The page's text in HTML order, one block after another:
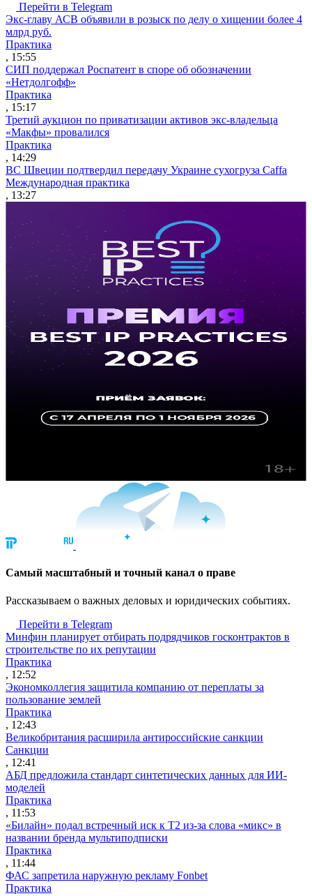
Перейти в Telegram
Экс-главу АСВ объявили в розыск по делу о хищении более 4
млрд руб.
Практика
, 15:55
СИП поддержал Роспатент в споре об обозначении
«Нетдолгофф»
Практика
, 15:17
Третий аукцион по приватизации активов экс-владельца
«Макфы» провалился
Практика
, 14:29
ВС Швеции подтвердил передачу Украине сухогруза Caffa
Международная практика
, 13:27
Cамый масштабный и точный канал о праве
Рассказываем о важных деловых и юридических событиях.
Перейти в Telegram
Минфин планирует отбирать подрядчиков госконтрактов в
строительстве по их репутации
Практика
, 12:52
Экономколлегия защитила компанию от переплаты за
пользование землей
Практика
, 12:43
Великобритания расширила антироссийские санкции
Санкции
, 12:41
АБД предложила стандарт синтетических данных для ИИ-
моделей
Практика
, 11:53
«Билайн» подал встречный иск к Т2 из-за слова «микс» в
названии бренда мультиподписки
Практика
, 11:44
ФАС запретила наружную рекламу Fonbet
Практика